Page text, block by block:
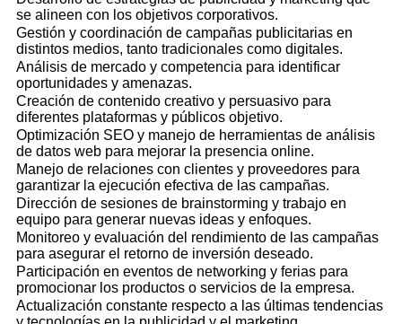
se alineen con los objetivos corporativos.
Gestión y coordinación de campañas publicitarias en
distintos medios, tanto tradicionales como digitales.
Análisis de mercado y competencia para identificar
oportunidades y amenazas.
Creación de contenido creativo y persuasivo para
diferentes plataformas y públicos objetivo.
Optimización SEO y manejo de herramientas de análisis
de datos web para mejorar la presencia online.
Manejo de relaciones con clientes y proveedores para
garantizar la ejecución efectiva de las campañas.
Dirección de sesiones de brainstorming y trabajo en
equipo para generar nuevas ideas y enfoques.
Monitoreo y evaluación del rendimiento de las campañas
para asegurar el retorno de inversión deseado.
Participación en eventos de networking y ferias para
promocionar los productos o servicios de la empresa.
Actualización constante respecto a las últimas tendencias